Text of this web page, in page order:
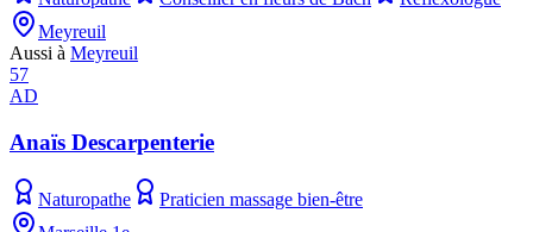
Meyreuil
Aussi à Meyreuil
57
AD
Anaïs Descarpenterie
Naturopathe
Praticien massage bien-être